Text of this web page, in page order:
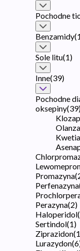
Pochodne
Benzamidy(
Sole litu(1)
Inne(39)
Pochodne
oksepiny(39
Promazyna(
Perfenazyna
Perazyna(2)
Haloperidol(
Sertindol(1)
Ziprazidon(1
Lurazydon(6